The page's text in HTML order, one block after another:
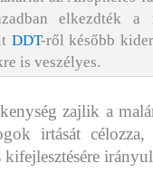
elkezdték a
DDT-ről később
is veszélyes.
zajlik a
irtását